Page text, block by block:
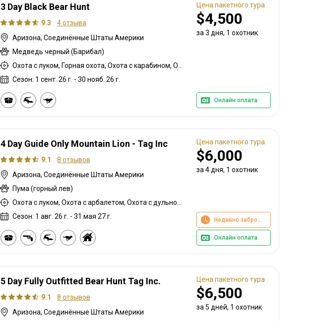
3 Day Black Bear Hunt
9.3
4 отзыва
Аризона, Соединённые Штаты Америки
Медведь черный (Барибал)
Сезон: 1 сент. 26 г. - 30 нояб. 26 г.
Цена пакетного тура
$4,500
за 3 дня, 1 охотник
Онлайн оплата
4 Day Guide Only Mountain Lion - Tag Inc
9.1
8 отзывов
Аризона, Соединённые Штаты Америки
Пума (горный лев)
Сезон: 1 авг. 26 г. - 31 мая 27 г.
Цена пакетного тура
$6,000
за 4 дня, 1 охотник
Недавно забронировано
Онлайн оплата
5 Day Fully Outfitted Bear Hunt Tag Inc.
9.1
8 отзывов
Аризона, Соединённые Штаты Америки
Цена пакетного тура
$6,500
за 5 дней, 1 охотник